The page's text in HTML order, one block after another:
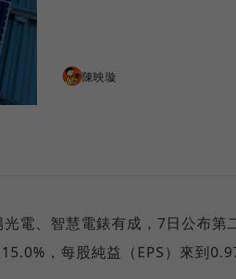
陳映璇
電、智慧電錶有成，7日公布第
，每股純益（EPS）來到